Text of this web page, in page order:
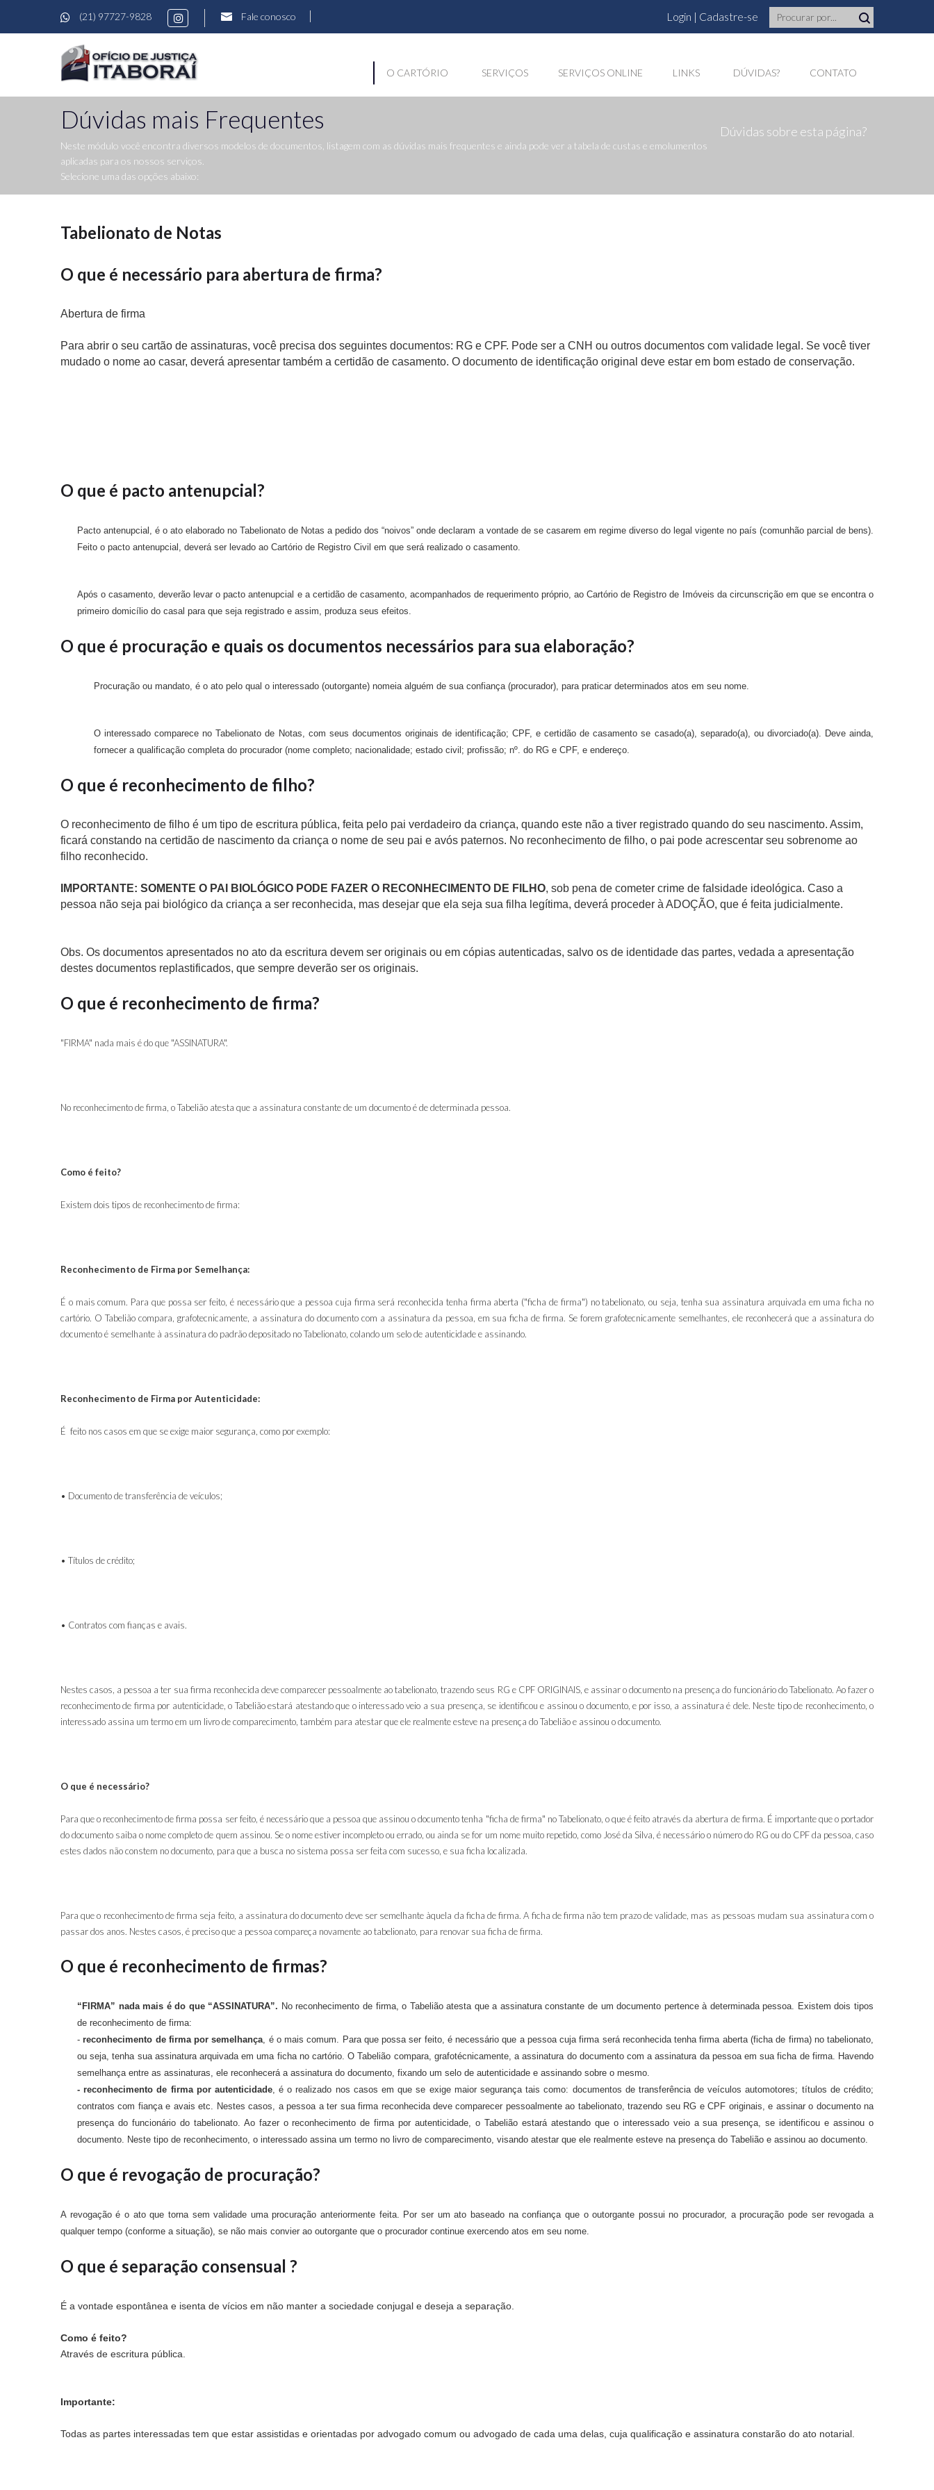
(21) 97727-9828 Fale conosco Login | Cadastre-se
O CARTÓRIO SERVIÇOS SERVIÇOS ONLINE LINKS DÚVIDAS? CONTATO
Dúvidas mais Frequentes
Neste módulo você encontra diversos modelos de documentos, listagem com as dúvidas mais frequentes e ainda pode ver a tabela de custas e emolumentos
aplicadas para os nossos serviços.
Selecione uma das opções abaixo:
Dúvidas sobre esta página?
Tabelionato de Notas
O que é necessário para abertura de firma?
Abertura de firma
Para abrir o seu cartão de assinaturas, você precisa dos seguintes documentos: RG e CPF. Pode ser a CNH ou outros documentos com validade legal. Se você tiver
mudado o nome ao casar, deverá apresentar também a certidão de casamento. O documento de identificação original deve estar em bom estado de conservação.
O que é pacto antenupcial?
Pacto antenupcial, é o ato elaborado no Tabelionato de Notas a pedido dos “noivos” onde declaram a vontade de se casarem em regime diverso do legal vigente no país (comunhão parcial de bens).
Feito o pacto antenupcial, deverá ser levado ao Cartório de Registro Civil em que será realizado o casamento.
Após o casamento, deverão levar o pacto antenupcial e a certidão de casamento, acompanhados de requerimento próprio, ao Cartório de Registro de Imóveis da circunscrição em que se encontra o
primeiro domicílio do casal para que seja registrado e assim, produza seus efeitos.
O que é procuração e quais os documentos necessários para sua elaboração?
Procuração ou mandato, é o ato pelo qual o interessado (outorgante) nomeia alguém de sua confiança (procurador), para praticar determinados atos em seu nome.
O interessado comparece no Tabelionato de Notas, com seus documentos originais de identificação; CPF, e certidão de casamento se casado(a), separado(a), ou divorciado(a). Deve ainda,
fornecer a qualificação completa do procurador (nome completo; nacionalidade; estado civil; profissão; nº. do RG e CPF, e endereço.
O que é reconhecimento de filho?
O reconhecimento de filho é um tipo de escritura pública, feita pelo pai verdadeiro da criança, quando este não a tiver registrado quando do seu nascimento. Assim,
ficará constando na certidão de nascimento da criança o nome de seu pai e avós paternos. No reconhecimento de filho, o pai pode acrescentar seu sobrenome ao
filho reconhecido.
IMPORTANTE: SOMENTE O PAI BIOLÓGICO PODE FAZER O RECONHECIMENTO DE FILHO, sob pena de cometer crime de falsidade ideológica. Caso a
pessoa não seja pai biológico da criança a ser reconhecida, mas desejar que ela seja sua filha legítima, deverá proceder à ADOÇÃO, que é feita judicialmente.
Obs. Os documentos apresentados no ato da escritura devem ser originais ou em cópias autenticadas, salvo os de identidade das partes, vedada a apresentação
destes documentos replastificados, que sempre deverão ser os originais.
O que é reconhecimento de firma?
"FIRMA" nada mais é do que "ASSINATURA".
No reconhecimento de firma, o Tabelião atesta que a assinatura constante de um documento é de determinada pessoa.
Como é feito?
Existem dois tipos de reconhecimento de firma:
Reconhecimento de Firma por Semelhança:
É o mais comum. Para que possa ser feito, é necessário que a pessoa cuja firma será reconhecida tenha firma aberta ("ficha de firma") no tabelionato, ou seja, tenha sua assinatura arquivada em uma ficha no
cartório. O Tabelião compara, grafotecnicamente, a assinatura do documento com a assinatura da pessoa, em sua ficha de firma. Se forem grafotecnicamente semelhantes, ele reconhecerá que a assinatura do
documento é semelhante à assinatura do padrão depositado no Tabelionato, colando um selo de autenticidade e assinando.
Reconhecimento de Firma por Autenticidade:
É feito nos casos em que se exige maior segurança, como por exemplo:
• Documento de transferência de veículos;
• Títulos de crédito;
• Contratos com fianças e avais.
Nestes casos, a pessoa a ter sua firma reconhecida deve comparecer pessoalmente ao tabelionato, trazendo seus RG e CPF ORIGINAIS, e assinar o documento na presença do funcionário do Tabelionato. Ao fazer o
reconhecimento de firma por autenticidade, o Tabelião estará atestando que o interessado veio a sua presença, se identificou e assinou o documento, e por isso, a assinatura é dele. Neste tipo de reconhecimento, o
interessado assina um termo em um livro de comparecimento, também para atestar que ele realmente esteve na presença do Tabelião e assinou o documento.
O que é necessário?
Para que o reconhecimento de firma possa ser feito, é necessário que a pessoa que assinou o documento tenha "ficha de firma" no Tabelionato, o que é feito através da abertura de firma. É importante que o portador
do documento saiba o nome completo de quem assinou. Se o nome estiver incompleto ou errado, ou ainda se for um nome muito repetido, como José da Silva, é necessário o número do RG ou do CPF da pessoa, caso
estes dados não constem no documento, para que a busca no sistema possa ser feita com sucesso, e sua ficha localizada.
Para que o reconhecimento de firma seja feito, a assinatura do documento deve ser semelhante àquela da ficha de firma. A ficha de firma não tem prazo de validade, mas as pessoas mudam sua assinatura com o
passar dos anos. Nestes casos, é preciso que a pessoa compareça novamente ao tabelionato, para renovar sua ficha de firma.
O que é reconhecimento de firmas?
“FIRMA” nada mais é do que “ASSINATURA”. No reconhecimento de firma, o Tabelião atesta que a assinatura constante de um documento pertence à determinada pessoa. Existem dois tipos
de reconhecimento de firma:
-reconhecimento de firma por semelhança, é o mais comum. Para que possa ser feito, é necessário que a pessoa cuja firma será reconhecida tenha firma aberta (ficha de firma) no tabelionato,
ou seja, tenha sua assinatura arquivada em uma ficha no cartório. O Tabelião compara, grafotécnicamente, a assinatura do documento com a assinatura da pessoa em sua ficha de firma. Havendo
semelhança entre as assinaturas, ele reconhecerá a assinatura do documento, fixando um selo de autenticidade e assinando sobre o mesmo.
- reconhecimento de firma por autenticidade, é o realizado nos casos em que se exige maior segurança tais como: documentos de transferência de veículos automotores; títulos de crédito;
contratos com fiança e avais etc. Nestes casos, a pessoa a ter sua firma reconhecida deve comparecer pessoalmente ao tabelionato, trazendo seu RG e CPF originais, e assinar o documento na
presença do funcionário do tabelionato. Ao fazer o reconhecimento de firma por autenticidade, o Tabelião estará atestando que o interessado veio a sua presença, se identificou e assinou o
documento. Neste tipo de reconhecimento, o interessado assina um termo no livro de comparecimento, visando atestar que ele realmente esteve na presença do Tabelião e assinou ao documento.
O que é revogação de procuração?
A revogação é o ato que torna sem validade uma procuração anteriormente feita. Por ser um ato baseado na confiança que o outorgante possui no procurador, a procuração pode ser revogada a
qualquer tempo (conforme a situação), se não mais convier ao outorgante que o procurador continue exercendo atos em seu nome.
O que é separação consensual ?
É a vontade espontânea e isenta de vícios em não manter a sociedade conjugal e deseja a separação.
Como é feito?
Através de escritura pública.
Importante:
Todas as partes interessadas tem que estar assistidas e orientadas por advogado comum ou advogado de cada uma delas, cuja qualificação e assinatura constarão do ato notarial.